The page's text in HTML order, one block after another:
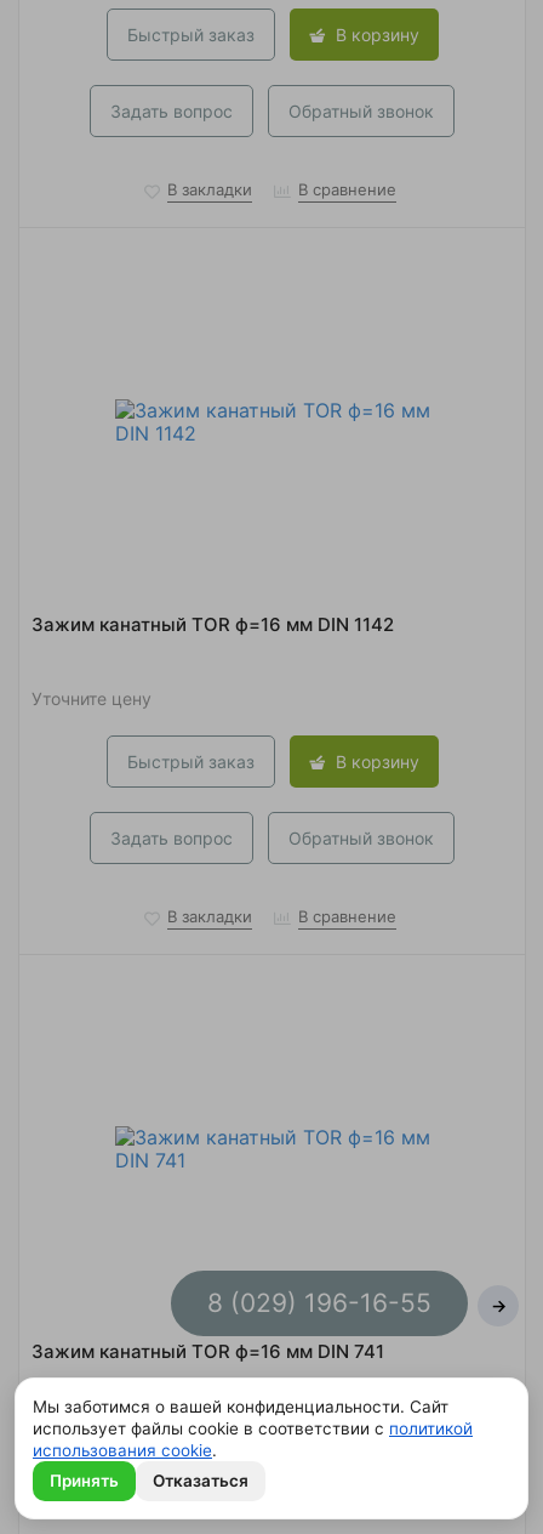
Быстрый заказ В корзину
Задать вопрос Обратный звонок
В закладки В сравнение
Зажим канатный TOR ф=16 мм DIN 1142
Уточните цену
Быстрый заказ В корзину
Задать вопрос Обратный звонок
В закладки В сравнение
Зажим канатный TOR ф=16 мм DIN 741
Уточните цену
Быстрый заказ
8 (029) 196-16-55 →
Мы заботимся о вашей конфиденциальности. Сайт
использует файлы cookie в соответствии с политикой
использования cookie.
Принять
Отказаться